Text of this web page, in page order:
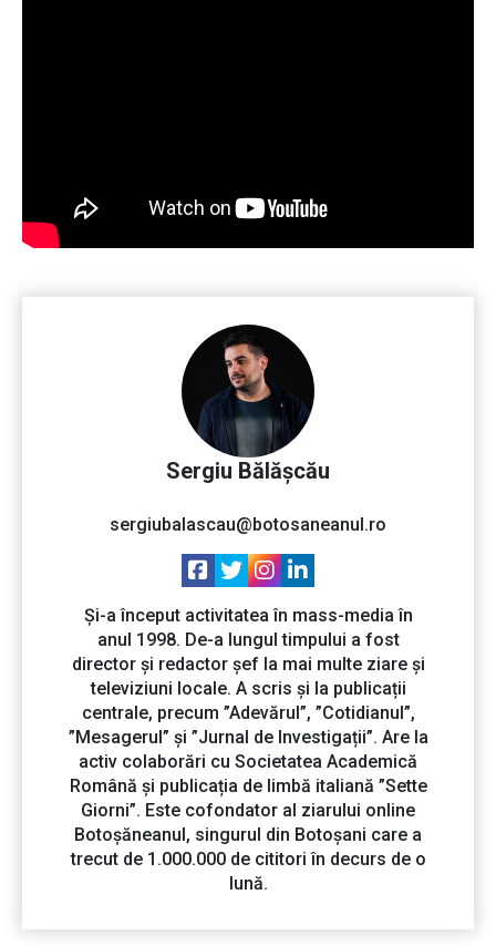
Sergiu Bălășcău
sergiubalascau@botosaneanul.ro
Și-a început activitatea în mass-media în
anul 1998. De-a lungul timpului a fost
director și redactor șef la mai multe ziare și
televiziuni locale. A scris și la publicații
centrale, precum ”Adevărul”, ”Cotidianul”,
”Mesagerul” și ”Jurnal de Investigații”. Are la
activ colaborări cu Societatea Academică
Română și publicația de limbă italiană ”Sette
Giorni”. Este cofondator al ziarului online
Botoșăneanul, singurul din Botoșani care a
trecut de 1.000.000 de cititori în decurs de o
lună.